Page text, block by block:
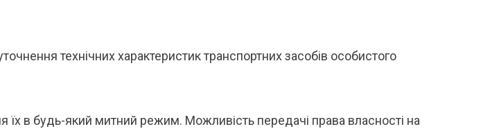
технічних характеристик транспортних засобів особистого
їх в будь-який митний режим. Можливість передачі права власності на